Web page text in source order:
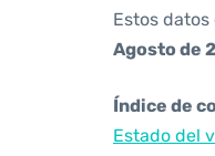
Estos
Agosto de
Índice de
Estado del